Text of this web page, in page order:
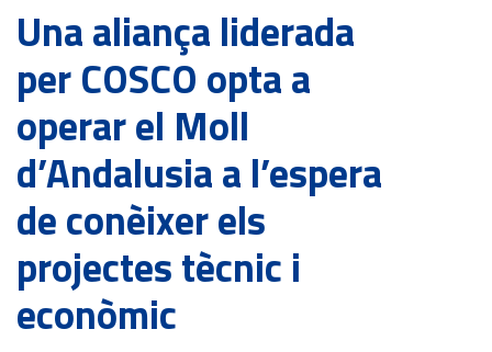
Una aliança liderada
per COSCO opta a
operar el Moll
d’Andalusia a l’espera
de conèixer els
projectes tècnic i
econòmic